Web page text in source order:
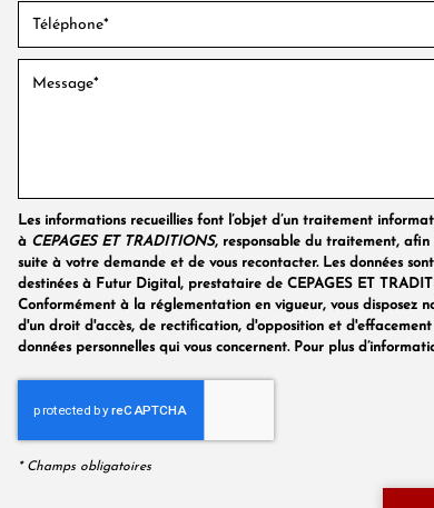
Les informations recueillies font l’objet d’un traitement
à CEPAGES ET TRADITIONS, responsable du traitement, afin
suite à votre demande et de vous recontacter. Les données
destinées à Futur Digital, prestataire de CEPAGES ET
Conformément à la réglementation en vigueur, vous disposez
d'un droit d'accès, de rectification, d'opposition et d'effacement
données personnelles qui vous concernent. Pour plus
* Champs obligatoires